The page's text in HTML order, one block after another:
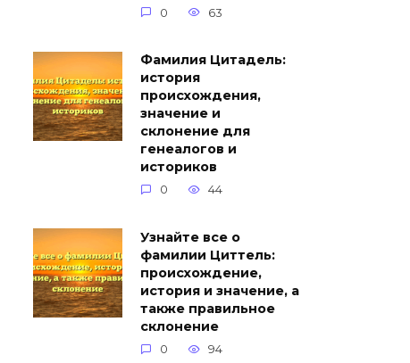
0 63
Фамилия Цитадель:
история
происхождения,
значение и
склонение для
генеалогов и
историков
0 44
Узнайте все о
фамилии Циттель:
происхождение,
история и значение, а
также правильное
склонение
0 94